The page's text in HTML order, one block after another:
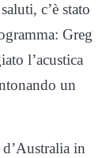
c’è stato
Greg
l’acustica
un
in